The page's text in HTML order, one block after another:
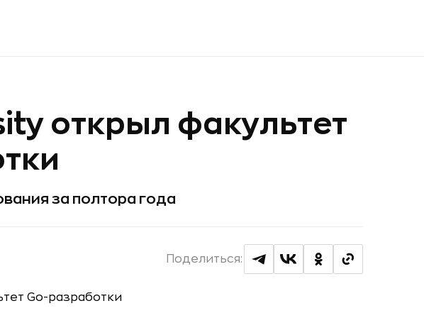
открыл факультет
за полтора года
Поделиться: